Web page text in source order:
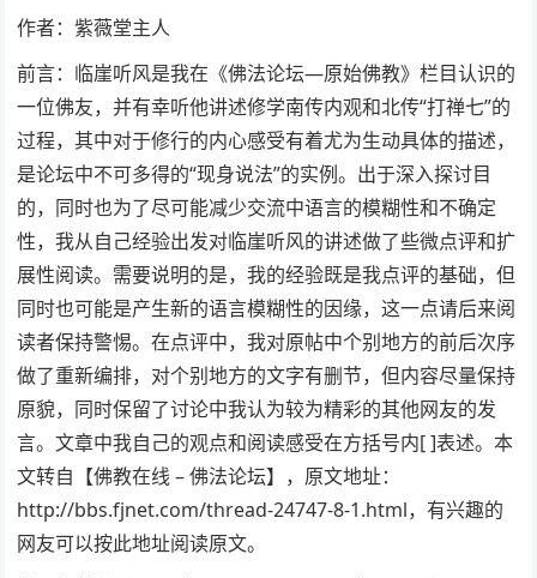
作者：紫薇堂主人
前言：临崖听风是我在《佛法论坛—原始佛教》栏目认识的
一位佛友，并有幸听他讲述修学南传内观和北传“打禅七”的
过程，其中对于修行的内心感受有着尤为生动具体的描述，
是论坛中不可多得的“现身说法”的实例。出于深入探讨目
的，同时也为了尽可能减少交流中语言的模糊性和不确定
性，我从自己经验出发对临崖听风的讲述做了些微点评和扩
展性阅读。需要说明的是，我的经验既是我点评的基础，但
同时也可能是产生新的语言模糊性的因缘，这一点请后来阅
读者保持警惕。在点评中，我对原帖中个别地方的前后次序
做了重新编排，对个别地方的文字有删节，但内容尽量保持
原貌，同时保留了讨论中我认为较为精彩的其他网友的发
言。文章中我自己的观点和阅读感受在方括号内[ ]表述。本
文转自【佛教在线 – 佛法论坛】，原文地址：
http://bbs.fjnet.com/thread-24747-8-1.html，有兴趣的
网友可以按此地址阅读原文。